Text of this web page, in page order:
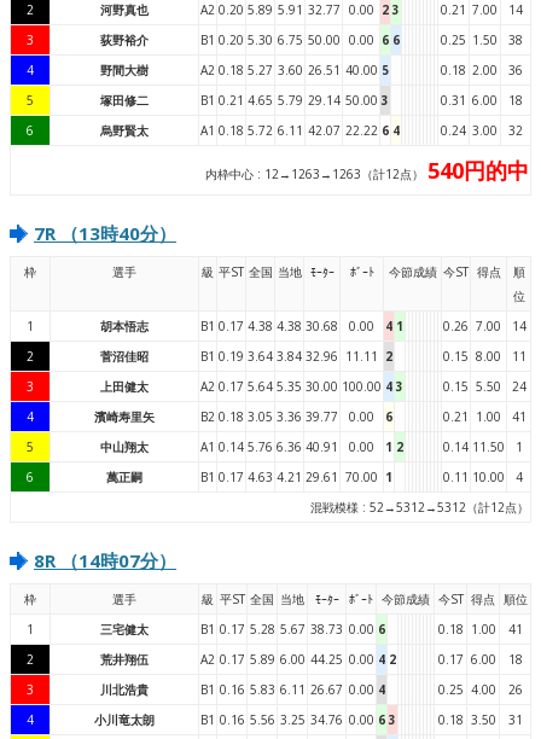
2 河野真也 A2 0.20 5.89 5.91 32.77 0.00 2 3 0.21 7.00
14
3
荻野裕介 B1 0.20 5.30 6.75 50.00 0.00 6 6 0.25 1.50
38
4
野間大樹 A2 0.18 5.27 3.60 26.51 40.00 5 0.18 2.00
36
5
塚田修二 B1 0.21 4.65 5.79 29.14 50.00 3 0.31 6.00
18
6
烏野賢太 A1 0.18 5.72 6.11 42.07 22.22 6 4 0.24 3.00 32
内枠中心 : 12→1263→1263（計12点） 540円的中
7R （13時40分）
枠 選手 級 平ST 全国 当地 ﾓｰﾀｰ ﾎﾞｰﾄ 今節成績 今ST 得点
順
位
1
胡本悟志 B1 0.17 4.38 4.38 30.68 0.00 4 1 0.26 7.00
14
2
菅沼佳昭 B1 0.19 3.64 3.84 32.96 11.11 2 0.15 8.00
11
3
上田健太 A2 0.17 5.64 5.35 30.00 100.00 4 3 0.15 5.50
24
4
濱崎寿里矢 B2 0.18 3.05 3.36 39.77 0.00 6 0.21 1.00
41
5
中山翔太 A1 0.14 5.76 6.36 40.91 0.00 1 2 0.14 11.50
1
6
萬正嗣 B1 0.17 4.63 4.21 29.61 70.00 1 0.11 10.00
4
混戦模様 : 52→5312→5312（計12点）
8R （14時07分）
枠 選手 級 平ST 全国 当地 ﾓｰﾀｰ ﾎﾞｰﾄ 今節成績 今ST 得点
順位
1
三宅健太 B1 0.17 5.28 5.67 38.73 0.00 6 0.18 1.00
41
2
荒井翔伍 A2 0.17 5.89 6.00 44.25 0.00 4 2 0.17 6.00
18
3
川北浩貴 B1 0.16 5.83 6.11 26.67 0.00 4 0.25 4.00
26
4
小川竜太朗 B1 0.16 5.56 3.25 34.76 0.00 6 3 0.18 3.50
31